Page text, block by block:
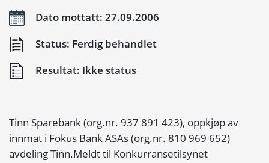
Dato mottatt: 27.09.2006
Status: Ferdig behandlet
Resultat: Ikke status
Tinn Sparebank (org.nr. 937 891 423), oppkjøp av
innmat i Fokus Bank ASAs (org.nr. 810 969 652)
avdeling Tinn.Meldt til Konkurransetilsynet